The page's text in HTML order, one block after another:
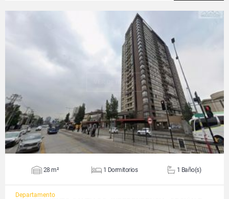
VER DETALLES
28 m² 1 Dormitorios 1 Baño(s)
Departamento